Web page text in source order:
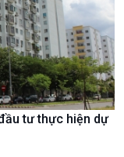
& Việt Nam
- Một dải vững
tư thực hiện dự